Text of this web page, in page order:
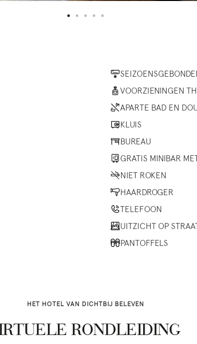
VOORZIENINGEN
APARTE BAD EN
KLUIS
BUREAU
GRATIS MINIBAR
NIET ROKEN
HAARDROGER
TELEFOON
UITZICHT OP
PANTOFFELS
HET HOTEL VAN DICHTBIJ BELEVEN
RONDLEIDING